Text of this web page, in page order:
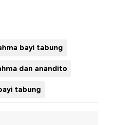
bayi tabung
dan anandito
tabung